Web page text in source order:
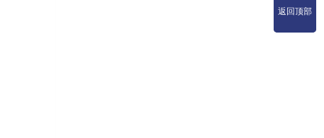
返回顶部
返回顶部